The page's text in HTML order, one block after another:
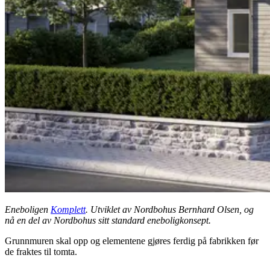
Eneboligen Komplett. Utviklet av Nordbohus Bernhard Olsen, og
nå en del av Nordbohus sitt standard eneboligkonsept.
Grunnmuren skal opp og elementene gjøres ferdig på fabrikken før
de fraktes til tomta.